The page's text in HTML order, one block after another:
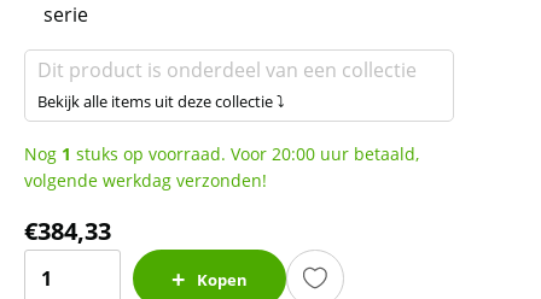
serie
Dit product is onderdeel van een collectie
Bekijk alle items uit deze collectie ⤵
Nog 1 stuks op voorraad. Voor 20:00 uur betaald,
volgende werkdag verzonden!
€384,33
Kopen